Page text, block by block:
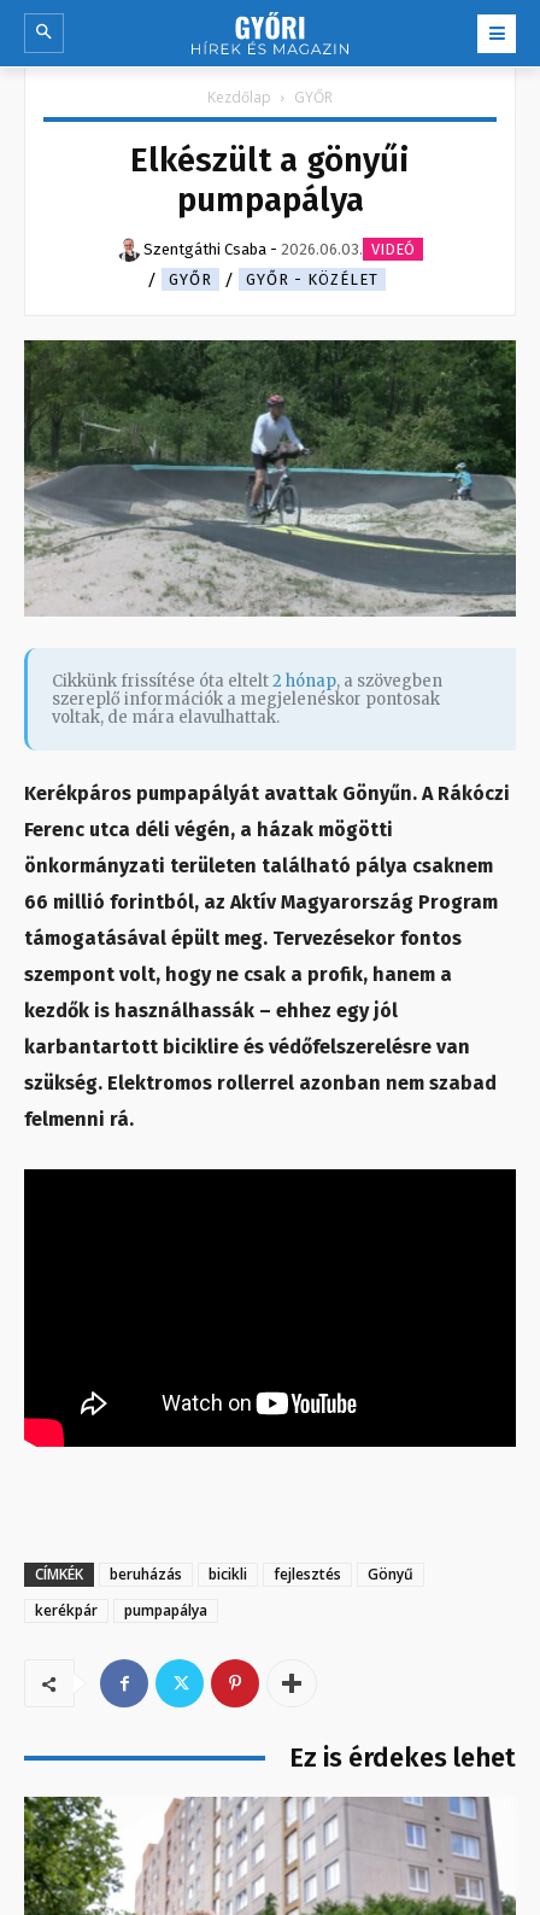
Kezdőlap GYŐR
Elkészült a gönyűi
pumpapálya
Szentgáthi Csaba - 2026.06.03. VIDEÓ
GYŐR
GYŐR - KÖZÉLET
Cikkünk frissítése óta eltelt2 hónap, a szövegben
szereplő információk a megjelenéskor pontosak
voltak, de mára elavulhattak.
Kerékpáros pumpapályát avattak Gönyűn. A Rákóczi
Ferenc utca déli végén, a házak mögötti
önkormányzati területen található pálya csaknem
66 millió forintból, az Aktív Magyarország Program
támogatásával épült meg. Tervezésekor fontos
szempont volt, hogy ne csak a profik, hanem a
kezdők is használhassák – ehhez egy jól
karbantartott biciklire és védőfelszerelésre van
szükség. Elektromos rollerrel azonban nem szabad
felmenni rá.
CÍMKÉK beruházás bicikli fejlesztés
Gönyű
kerékpár
pumpapálya
Ez is érdekes lehet